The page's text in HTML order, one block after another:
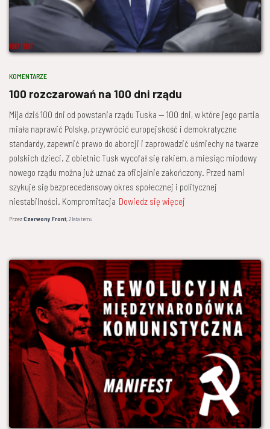
KOMENTARZE
100 rozczarowań na 100 dni rządu
Mija dziś 100 dni od powstania rządu Tuska — 100 dni, w które jego partia
miała naprawić Polskę, przywrócić europejskość i demokratyczne
standardy, zapewnić prawo do aborcji i zaprowadzić uśmiechy na twarze
polskich dzieci. Z obietnic Tusk wycofał się rakiem, a miesiąc miodowy
nowego rządu można już uznać za oficjalnie zakończony. Przed nami
szykuje się bezprecedensowy okres społecznej i politycznej
niestabilności. Kompromitacja Dowiedz się więcej
PrzezCzerwony Front,2 latatemu